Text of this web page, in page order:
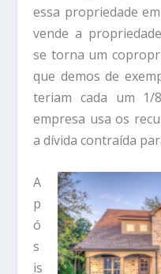
essa propriedade
vende a
se torna um
que demos de
teriam cada um
empresa usa os
a dívida contraída
A
p
ó
s
is